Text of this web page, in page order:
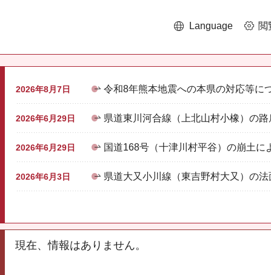
Language 閲
2026年8月7日 令和8年熊本地震への本県の対応等に
2026年6月29日 県道東川河合線（上北山村小橡）の
2026年6月29日 国道168号（十津川村平谷）の崩土に
2026年6月3日 県道大又小川線（東吉野村大又）の
現在、情報はありません。